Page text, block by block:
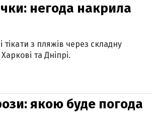
негода накрила
з пляжів через складну
та Дніпрі.
якою буде погода